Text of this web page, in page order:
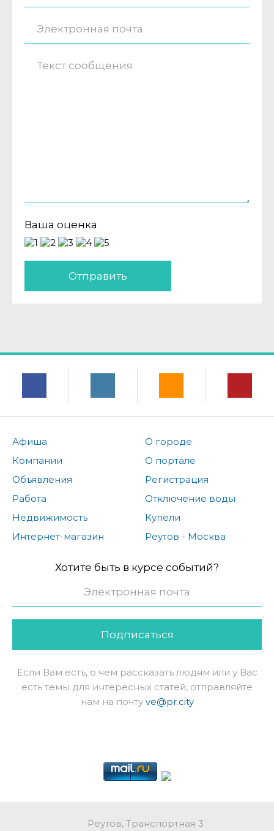
Ваша оценка
Отправить
Афиша
Компании
Объявления
Работа
Недвижимость
Интернет-магазин
О городе
О портале
Регистрация
Отключение воды
Купели
Реутов - Москва
Хотите быть в курсе событий?
Подписаться
Если Вам есть, о чем рассказать людям или у Вас
есть темы для интересных статей, отправляйте
нам на почту ve@pr.city
Реутов, Транспортная 3